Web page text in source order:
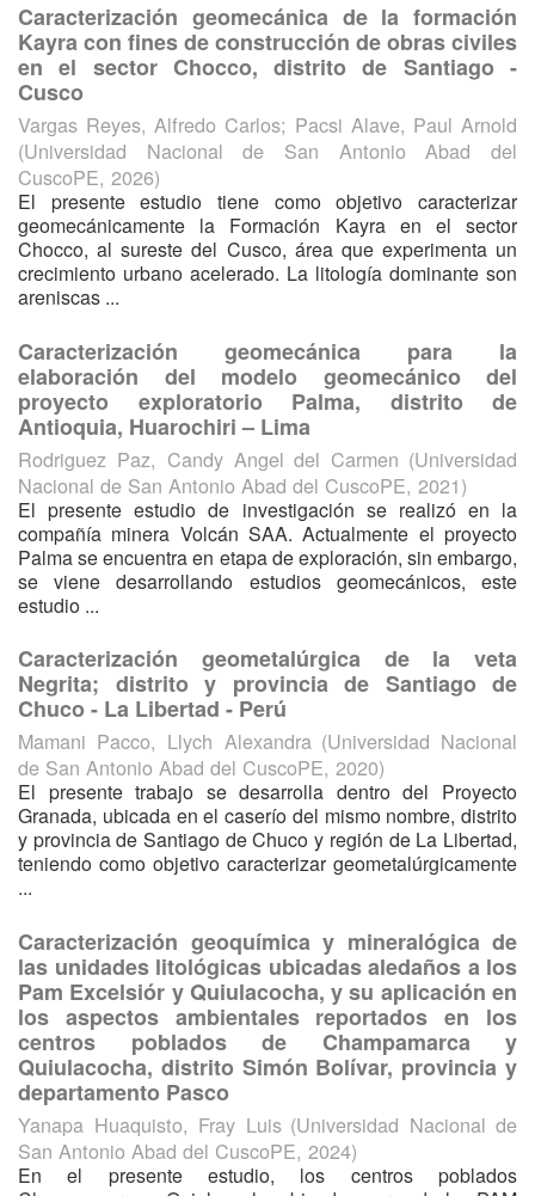
Caracterización geomecánica de la formación
Kayra con fines de construcción de obras civiles
en el sector Chocco, distrito de Santiago -
Cusco
Vargas Reyes, Alfredo Carlos; Pacsi Alave, Paul Arnold
(Universidad Nacional de San Antonio Abad del
CuscoPE, 2026)
El presente estudio tiene como objetivo caracterizar
geomecánicamente la Formación Kayra en el sector
Chocco, al sureste del Cusco, área que experimenta un
crecimiento urbano acelerado. La litología dominante son
areniscas ...
Caracterización geomecánica para la
elaboración del modelo geomecánico del
proyecto exploratorio Palma, distrito de
Antioquia, Huarochiri – Lima
Rodriguez Paz, Candy Angel del Carmen (Universidad
Nacional de San Antonio Abad del CuscoPE, 2021)
El presente estudio de investigación se realizó en la
compañía minera Volcán SAA. Actualmente el proyecto
Palma se encuentra en etapa de exploración, sin embargo,
se viene desarrollando estudios geomecánicos, este
estudio ...
Caracterización geometalúrgica de la veta
Negrita; distrito y provincia de Santiago de
Chuco - La Libertad - Perú
Mamani Pacco, Llych Alexandra (Universidad Nacional
de San Antonio Abad del CuscoPE, 2020)
El presente trabajo se desarrolla dentro del Proyecto
Granada, ubicada en el caserío del mismo nombre, distrito
y provincia de Santiago de Chuco y región de La Libertad,
teniendo como objetivo caracterizar geometalúrgicamente
...
Caracterización geoquímica y mineralógica de
las unidades litológicas ubicadas aledaños a los
Pam Excelsiór y Quiulacocha, y su aplicación en
los aspectos ambientales reportados en los
centros poblados de Champamarca y
Quiulacocha, distrito Simón Bolívar, provincia y
departamento Pasco
Yanapa Huaquisto, Fray Luis (Universidad Nacional de
San Antonio Abad del CuscoPE, 2024)
En el presente estudio, los centros poblados